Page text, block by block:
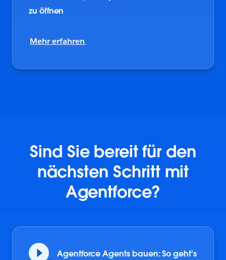
zu öffnen
Mehr erfahren
Sind Sie bereit für den
nächsten Schritt mit
Agentforce?
Agentforce Agents bauen: So geht's